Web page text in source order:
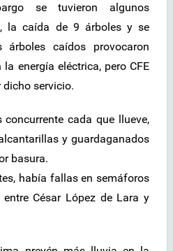
se tuvieron algunos
la caída de 9 árboles y se
caídos provocaron
energía eléctrica, pero CFE
servicio.
cada que llueve,
y guardaganados
basura.
había fallas en semáforos
César López de Lara y